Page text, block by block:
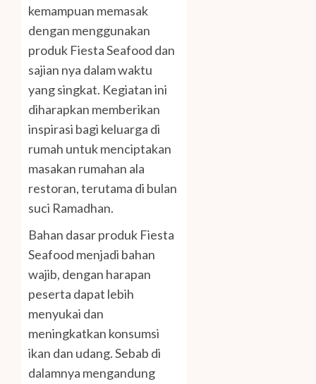
kemampuan memasak
dengan menggunakan
produk Fiesta Seafood dan
sajian nya dalam waktu
yang singkat. Kegiatan ini
diharapkan memberikan
inspirasi bagi keluarga di
rumah untuk menciptakan
masakan rumahan ala
restoran, terutama di bulan
suci Ramadhan.
Bahan dasar produk Fiesta
Seafood menjadi bahan
wajib, dengan harapan
peserta dapat lebih
menyukai dan
meningkatkan konsumsi
ikan dan udang. Sebab di
dalamnya mengandung